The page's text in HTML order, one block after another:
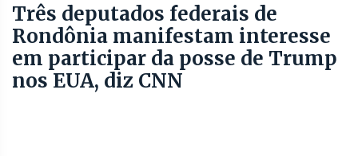
Três deputados federais de
Rondônia manifestam interesse
em participar da posse de Trump
nos EUA, diz CNN